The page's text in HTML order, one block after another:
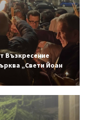
Възкресение
„Свети Йоан